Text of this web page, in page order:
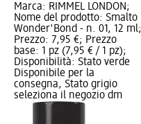
Marca: RIMMEL LONDON;
Nome del prodotto: Smalto
Wonder'Bond - n. 01, 12 ml;
Prezzo: 7,95 €; Prezzo
base: 1 pz (7,95 € / 1 pz);
Disponibilità: Stato verde
Disponibile per la
consegna, Stato grigio
seleziona il negozio dm